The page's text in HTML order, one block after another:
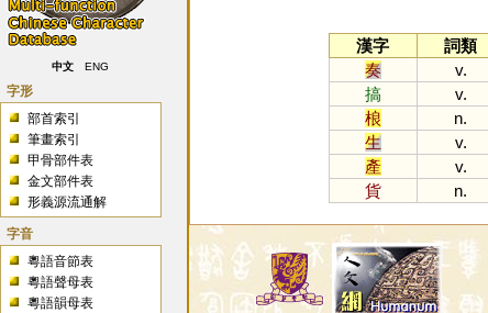
中文 ENG
字形
部首索引
筆畫索引
甲骨部件表
金文部件表
形義源流通解
字音
粵語音節表
粵語聲母表
粵語韻母表
漢字
詞類
奏
v.
搞
v.
桹
n.
生
v.
產
v.
貨
n.